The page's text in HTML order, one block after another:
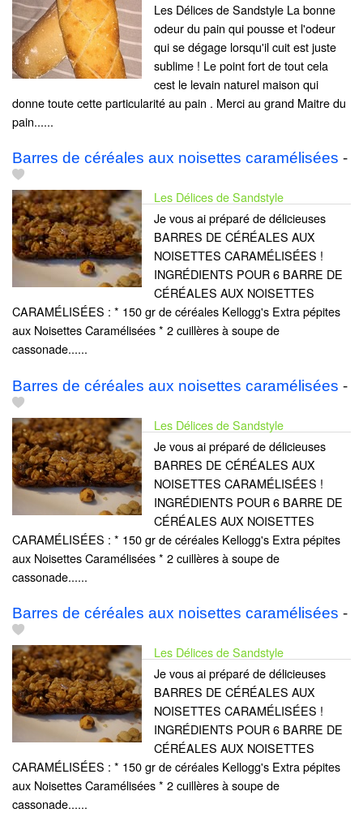
Les Délices de Sandstyle La bonne
odeur du pain qui pousse et l'odeur
qui se dégage lorsqu'il cuit est juste
sublime ! Le point fort de tout cela
cest le levain naturel maison qui
donne toute cette particularité au pain . Merci au grand Maitre du
pain......
Barres de céréales aux noisettes caramélisées -
Les Délices de Sandstyle
Je vous ai préparé de délicieuses
BARRES DE CÉRÉALES AUX
NOISETTES CARAMÉLISÉES !
INGRÉDIENTS POUR 6 BARRE DE
CÉRÉALES AUX NOISETTES
CARAMÉLISÉES : * 150 gr de céréales Kellogg's Extra pépites
aux Noisettes Caramélisées * 2 cuillères à soupe de
cassonade......
Barres de céréales aux noisettes caramélisées -
Les Délices de Sandstyle
Je vous ai préparé de délicieuses
BARRES DE CÉRÉALES AUX
NOISETTES CARAMÉLISÉES !
INGRÉDIENTS POUR 6 BARRE DE
CÉRÉALES AUX NOISETTES
CARAMÉLISÉES : * 150 gr de céréales Kellogg's Extra pépites
aux Noisettes Caramélisées * 2 cuillères à soupe de
cassonade......
Barres de céréales aux noisettes caramélisées -
Les Délices de Sandstyle
Je vous ai préparé de délicieuses
BARRES DE CÉRÉALES AUX
NOISETTES CARAMÉLISÉES !
INGRÉDIENTS POUR 6 BARRE DE
CÉRÉALES AUX NOISETTES
CARAMÉLISÉES : * 150 gr de céréales Kellogg's Extra pépites
aux Noisettes Caramélisées * 2 cuillères à soupe de
cassonade......